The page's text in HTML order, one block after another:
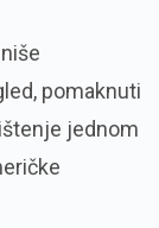
pomaknuti
jednom